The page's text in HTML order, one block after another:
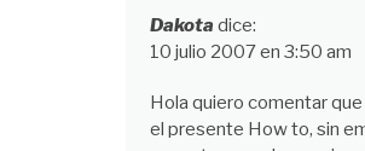
Dakota dice:
10 julio 2007 en 3:50 am
Hola quiero comentar
el presente How to, sin